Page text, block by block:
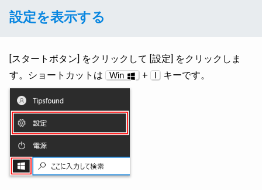
設定を表示する
[スタートボタン] をクリックして [設定] をクリックしま
す。ショートカットは
Win + キーです。